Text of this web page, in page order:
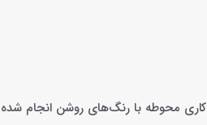
محوطه با رنگ‌های روشن انجام شده